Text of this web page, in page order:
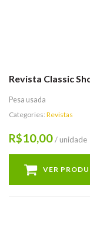
Revista Classic
Pesa usada
Categories: Revistas
R$10,00/ unidade
VER